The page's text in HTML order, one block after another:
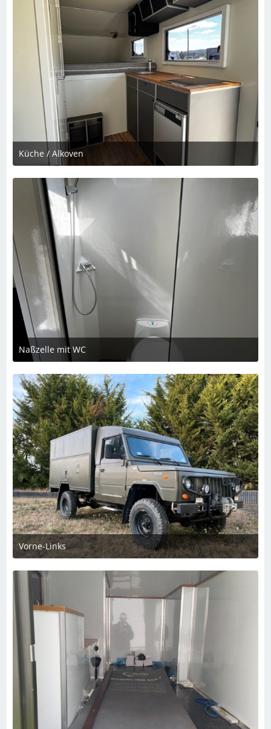
Küche / Alkoven
5. Dezember 2023 um 22:28
Naßzelle mit WC
5. Dezember 2023 um 22:28
Vorne-Links
14. Mai 2023 um 20:00
1